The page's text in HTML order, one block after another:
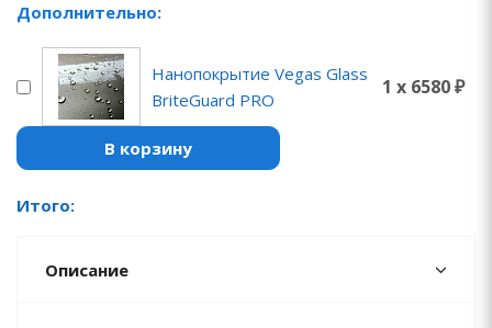
Дополнительно:
Нанопокрытие Vegas Glass
BriteGuard PRO
1 x 6580 ₽
В корзину
Итого:
Описание